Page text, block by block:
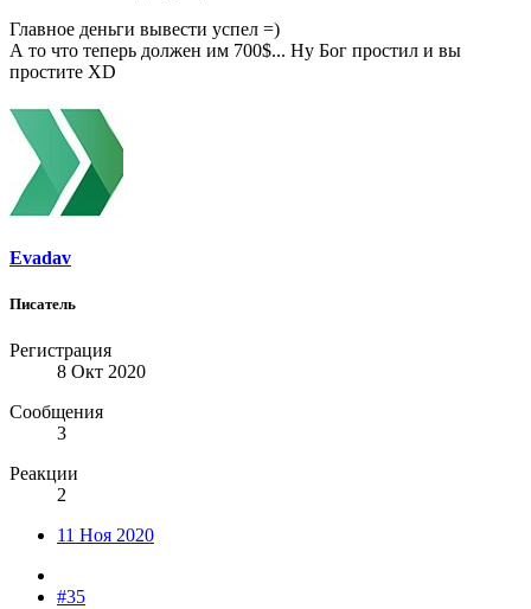
Главное деньги вывести успел =)
А то что теперь должен им 700$... Ну Бог простил и вы
простите ХD
Evadav
Писатель
Регистрация
8 Окт 2020
Сообщения
3
Реакции
2
11 Ноя 2020
#35